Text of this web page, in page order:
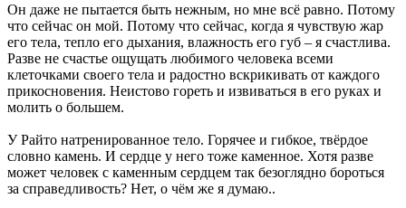
Он даже не пытается быть нежным, но мне всё равно. Потому
что сейчас он мой. Потому что сейчас, когда я чувствую жар
его тела, тепло его дыхания, влажность его губ – я счастлива.
Разве не счастье ощущать любимого человека всеми
клеточками своего тела и радостно вскрикивать от каждого
прикосновения. Неистово гореть и извиваться в его руках и
молить о большем.
У Райто натренированное тело. Горячее и гибкое, твёрдое
словно камень. И сердце у него тоже каменное. Хотя разве
может человек с каменным сердцем так безоглядно бороться
за справедливость? Нет, о чём же я думаю..